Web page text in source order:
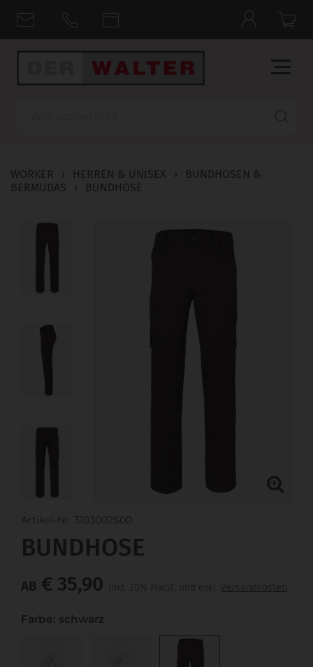
WORKER › HERREN & UNISEX ›
BUNDHOSEN &
BERMUDAS
› BUNDHOSE
Artikel-Nr. 3103002S00
BUNDHOSE
AB € 35,90 inkl. 20% MwSt. und exkl. Versandkosten
Farbe: schwarz